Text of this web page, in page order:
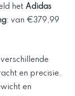
het Adidas
: van €379,99
en precisie.
en